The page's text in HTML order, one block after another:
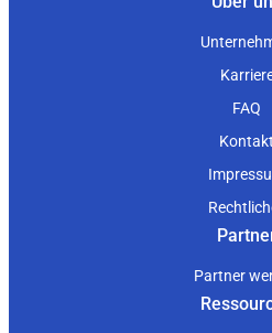
FAQ
Kontakt
Partner